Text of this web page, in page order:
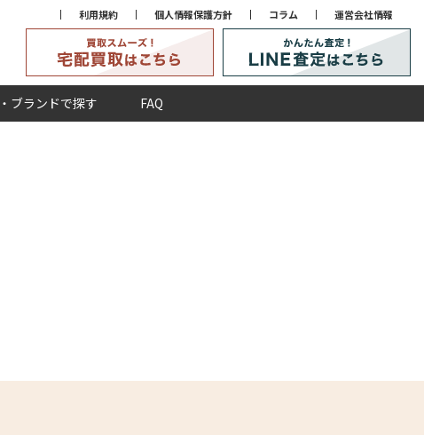
利用規約 個人情報保護方針 コラム 運営会社情報
ブランドで探す FAQ